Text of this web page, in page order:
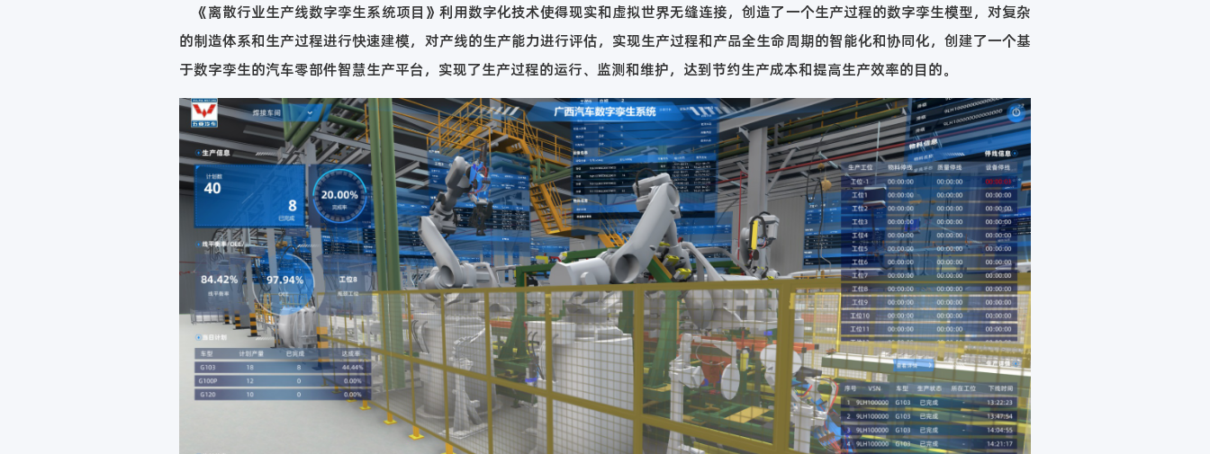
《离散行业生产线数字孪生系统项目》利用数字化技术使得现实和虚拟世界无缝连接，创造了一个生产过程的数字孪生模型，对复杂
的制造体系和生产过程进行快速建模，对产线的生产能力进行评估，实现生产过程和产品全生命周期的智能化和协同化，创建了一个基
于数字孪生的汽车零部件智慧生产平台，实现了生产过程的运行、监测和维护，达到节约生产成本和提高生产效率的目的。